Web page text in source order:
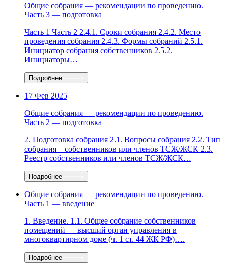
Общие собрания — рекомендации по проведению.
Часть 3 — подготовка
Часть 1 Часть 2 2.4.1. Сроки собрания 2.4.2. Место
проведения собрания 2.4.3. Формы собраний 2.5.1.
Инициатор собрания собственников 2.5.2.
Инициаторы…
Подробнее
17 Фев 2025
Общие собрания — рекомендации по проведению.
Часть 2 — подготовка
2. Подготовка собрания 2.1. Вопросы собрания 2.2. Тип
собрания – собственников или членов ТСЖ/ЖСК 2.3.
Реестр собственников или членов ТСЖ/ЖСК…
Подробнее
Общие собрания — рекомендации по проведению.
Часть 1 — введение
1. Введение. 1.1. Общее собрание собственников
помещений — высший орган управления в
многоквартирном доме (ч. 1 ст. 44 ЖК РФ)….
Подробнее